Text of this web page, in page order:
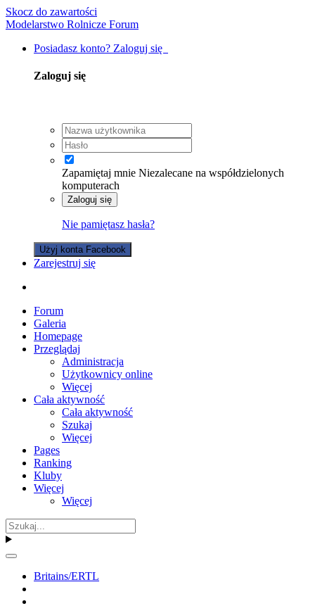
Skocz do zawartości
Modelarstwo Rolnicze Forum
Posiadasz konto? Zaloguj się
Zaloguj się
Zapamiętaj mnie Niezalecane na współdzielonych
komputerach
Zaloguj się
Nie pamiętasz hasła?
Użyj konta Facebook
Zarejestruj się
Forum
Galeria
Homepage
Przeglądaj
Administracja
Użytkownicy online
Więcej
Cała aktywność
Cała aktywność
Szukaj
Więcej
Pages
Ranking
Kluby
Więcej
Więcej
Britains/ERTL